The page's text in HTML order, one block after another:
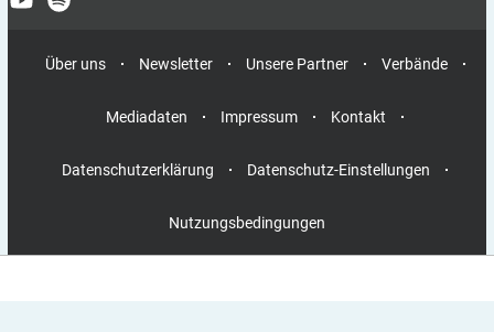
Über uns Newsletter Unsere Partner Verbände
Mediadaten Impressum Kontakt
Datenschutzerklärung Datenschutz-Einstellungen
Nutzungsbedingungen